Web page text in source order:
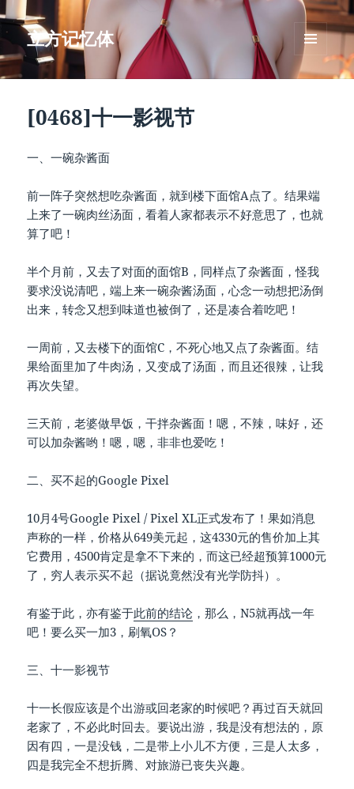
立方记忆体
菜单和
挂件
[0468]十一影视节
一、一碗杂酱面
前一阵子突然想吃杂酱面，就到楼下面馆A点了。结果端
上来了一碗肉丝汤面，看着人家都表示不好意思了，也就
算了吧！
半个月前，又去了对面的面馆B，同样点了杂酱面，怪我
要求没说清吧，端上来一碗杂酱汤面，心念一动想把汤倒
出来，转念又想到味道也被倒了，还是凑合着吃吧！
一周前，又去楼下的面馆C，不死心地又点了杂酱面。结
果给面里加了牛肉汤，又变成了汤面，而且还很辣，让我
再次失望。
三天前，老婆做早饭，干拌杂酱面！嗯，不辣，味好，还
可以加杂酱哟！嗯，嗯，非非也爱吃！
二、买不起的Google Pixel
10月4号Google Pixel / Pixel XL正式发布了！果如消息
声称的一样，价格从649美元起，这4330元的售价加上其
它费用，4500肯定是拿不下来的，而这已经超预算1000元
了，穷人表示买不起（据说竟然没有光学防抖）。
有鉴于此，亦有鉴于此前的结论 ，那么，N5就再战一年
吧！要么买一加3，刷氧OS？
三、十一影视节
十一长假应该是个出游或回老家的时候吧？再过百天就回
老家了，不必此时回去。要说出游，我是没有想法的，原
因有四，一是没钱，二是带上小儿不方便，三是人太多，
四是我完全不想折腾、对旅游已丧失兴趣。